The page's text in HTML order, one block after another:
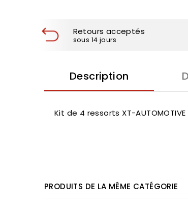
Retours acceptés
sous 14 jours
Description
Kit de 4 ressorts XT-AUTOMOTIVE
PRODUITS DE LA MÊME CATÉGORIE